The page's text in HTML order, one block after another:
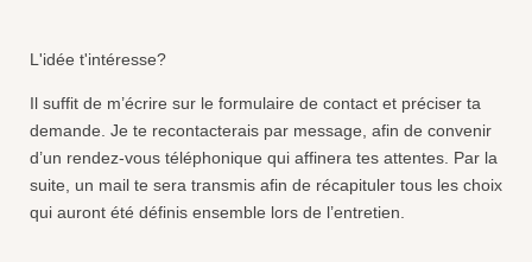
L'idée t'intéresse?
Il suffit de m’écrire sur le formulaire de contact et préciser ta
demande. Je te recontacterais par message, afin de convenir
d’un rendez-vous téléphonique qui affinera tes attentes. Par la
suite, un mail te sera transmis afin de récapituler tous les choix
qui auront été définis ensemble lors de l’entretien.